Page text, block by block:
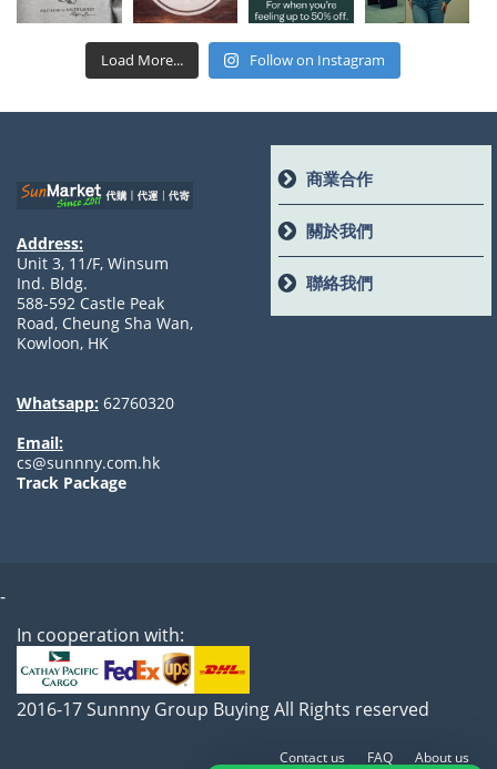
Load More... Follow on Instagram
Address:
Unit 3, 11/F, Winsum
Ind. Bldg.
588-592 Castle Peak
Road, Cheung Sha Wan,
Kowloon, HK
Whatsapp: 62760320
Email:
cs@sunnny.com.hk
Track Package
商業合作
關於我們
聯絡我們
-
In cooperation with:
2016-17 Sunnny Group Buying All Rights reserved
Contact us FAQ About us